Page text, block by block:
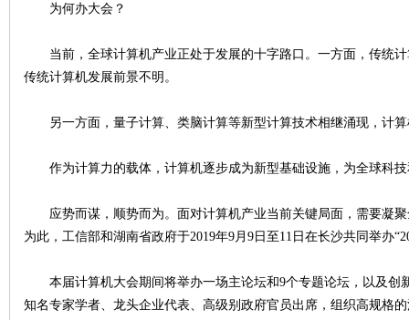
为何办大会？
当前，全球计算机产业正处于发展的十字路口。一方面，传统计
传统计算机发展前景不明。
另一方面，量子计算、类脑计算等新型计算技术相继涌现，计算
作为计算力的载体，计算机逐步成为新型基础设施，为全球科技
应势而谋，顺势而为。面对计算机产业当前关键局面，需要凝聚
为此，工信部和湖南省政府于2019年9月9日至11日在长沙共同举办
本届计算机大会期间将举办一场主论坛和9个专题论坛，以及创
知名专家学者、龙头企业代表、高级别政府官员出席，组织高规格